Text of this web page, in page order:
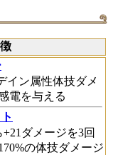
イン属性体技ダメ
電を与える
ダメージを3回
の体技ダメージ